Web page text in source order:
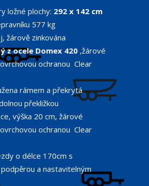
ložné plochy: 292 x 142 cm
577 kg
žárově zinkována
z ocele Domex 420,žárové
ochranou Clear
rámem a překrytá
překližkou
výška 20 cm, žárové
ochranou Clear
o délce 170cm s
a nastavitelným